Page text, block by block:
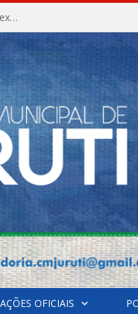
Câmara Municipal aprova Lei de Diretrizes Orçamentárias para o exercício financeiro de 2027
OFICIAIS